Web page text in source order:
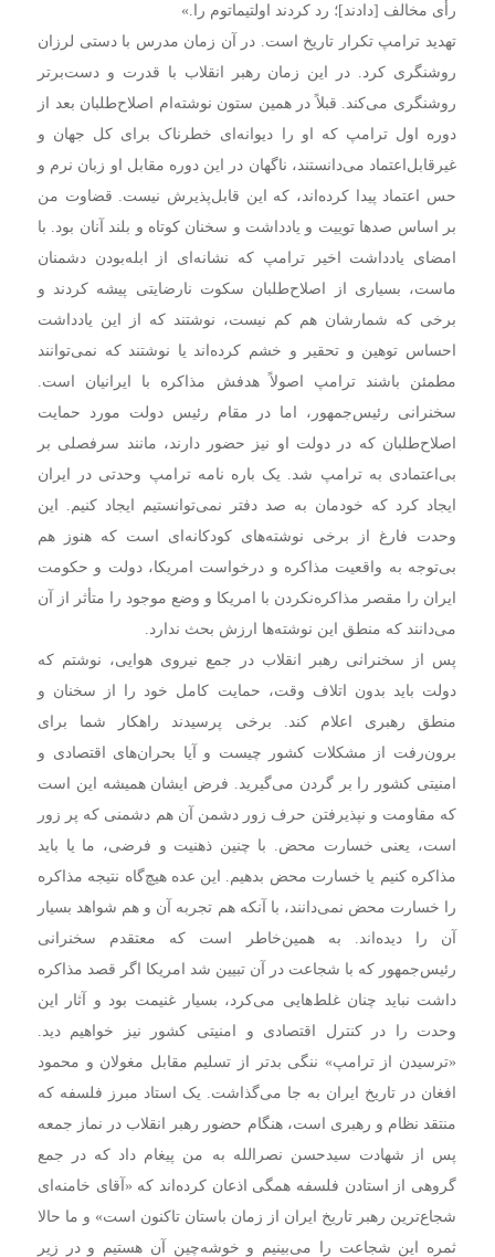
رأى مخالف [دادند]؛ رد کردند اولتیماتوم را.»
تهدید ترامپ تکرار تاریخ است. در آن زمان مدرس با دستی لرزان
روشنگری کرد. در این زمان رهبر انقلاب با قدرت و دست‌برتر
روشنگری می‌کند. قبلاً در همین ستون نوشته‌ام اصلاح‌طلبان بعد از
دوره اول ترامپ که او را دیوانه‌ای خطرناک برای کل جهان و
غیرقابل‌اعتماد می‌دانستند، ناگهان در این دوره مقابل او زبان نرم و
حس اعتماد پیدا کرده‌اند، که این قابل‌پذیرش نیست. قضاوت من
بر اساس صد‌ها توییت و یادداشت و سخنان کوتاه و بلند آنان بود. با
امضای یادداشت اخیر ترامپ که نشانه‌ای از ابله‌بودن دشمنان
ماست، بسیاری از اصلاح‌طلبان سکوت نارضایتی پیشه کردند و
برخی که شمارشان هم کم نیست، نوشتند که از این یادداشت
احساس توهین و تحقیر و خشم کرده‌اند یا نوشتند که نمی‌توانند
مطمئن باشند ترامپ اصولاً هدفش مذاکره با ایرانیان است.
سخنرانی رئیس‌جمهور، اما در مقام رئیس دولت مورد حمایت
اصلاح‌طلبان که در دولت او نیز حضور دارند، مانند سرفصلی بر
بی‌اعتمادی به ترامپ شد. یک باره نامه ترامپ وحدتی در ایران
ایجاد کرد که خودمان به صد دفتر نمی‌توانستیم ایجاد کنیم. این
وحدت فارغ از برخی نوشته‌های کودکانه‌ای است که هنوز هم
بی‌توجه به واقعیت مذاکره و درخواست امریکا، دولت و حکومت
ایران را مقصر مذاکره‌نکردن با امریکا و وضع موجود را متأثر از آن
می‌دانند که منطق این نوشته‌ها ارزش بحث ندارد.
پس از سخنرانی رهبر انقلاب در جمع نیروی هوایی، نوشتم که
دولت باید بدون اتلاف وقت، حمایت کامل خود را از سخنان و
منطق رهبری اعلام کند. برخی پرسیدند راهکار شما برای
برون‌رفت از مشکلات کشور چیست و آیا بحران‌های اقتصادی و
امنیتی کشور را بر گردن می‌گیرید. فرض ایشان همیشه این است
که مقاومت و نپذیرفتن حرف زور دشمن آن هم دشمنی که پر زور
است، یعنی خسارت محض. با چنین ذهنیت و فرضی، ما یا باید
مذاکره کنیم یا خسارت محض بدهیم. این عده هیچ‌گاه نتیجه مذاکره
را خسارت محض نمی‌دانند، با آنکه هم تجربه آن و هم شواهد بسیار
آن را دیده‌اند. به همین‌خاطر است که معتقدم سخنرانی
رئیس‌جمهور که با شجاعت در آن تبیین شد امریکا اگر قصد مذاکره
داشت نباید چنان غلط‌هایی می‌کرد، بسیار غنیمت بود و آثار این
وحدت را در کنترل اقتصادی و امنیتی کشور نیز خواهیم دید.
«ترسیدن از ترامپ» ننگی بدتر از تسلیم مقابل مغولان و محمود
افغان در تاریخ ایران به جا می‌گذاشت. یک استاد مبرز فلسفه که
منتقد نظام و رهبری است، هنگام حضور رهبر انقلاب در نماز جمعه
پس از شهادت سیدحسن نصرالله به من پیغام داد که در جمع
گروهی از استادن فلسفه همگی اذعان کرده‌اند که «آقای خامنه‌ای
شجاع‌ترین رهبر تاریخ ایران از زمان باستان تاکنون است» و ما حالا
ثمره این شجاعت را می‌بینیم و خوشه‌چین آن هستیم و در زیر